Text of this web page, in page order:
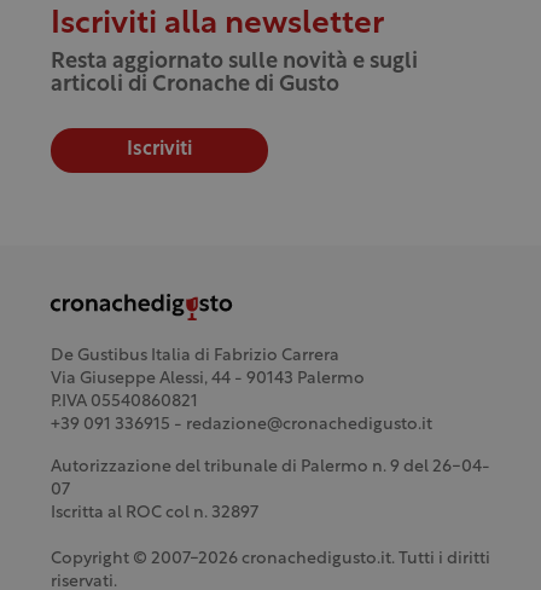
Iscriviti alla newsletter
Resta aggiornato sulle novità e sugli
articoli di Cronache di Gusto
Iscriviti
De Gustibus Italia di Fabrizio Carrera
Via Giuseppe Alessi, 44 - 90143 Palermo
P.IVA 05540860821
+39 091 336915 - redazione@cronachedigusto.it
Autorizzazione del tribunale di Palermo n. 9 del 26-04-
07
Iscritta al ROC col n. 32897
Copyright © 2007-2026 cronachedigusto.it. Tutti i diritti
riservati.